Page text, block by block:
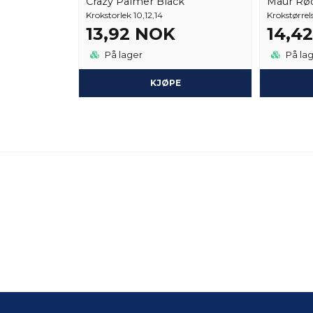
Krokstorlek 10,12,14
13,92 NOK
På lager
KJØPE
På